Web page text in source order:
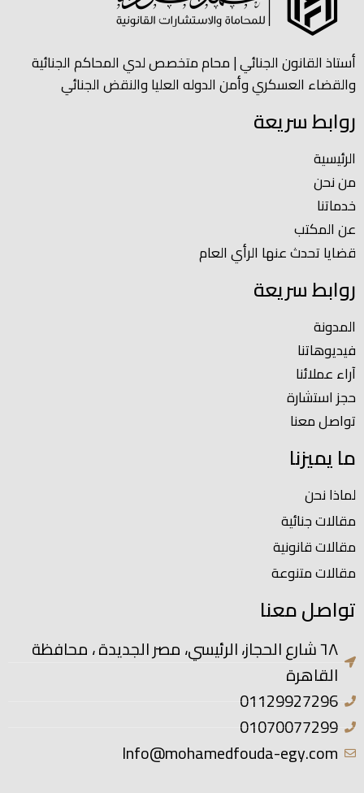
أستاذ القانون الجنائي | محام متخصص لدي المحاكم الجنائية
والقضاء العسكري وأمن الدوله العليا والنقض الجنائي
روابط سريعة
الرئيسية
من نحن
خدماتنا
عن المكتب
قضايا تحدث عنها الرأي العام
روابط سريعة
المدونة
فيديوهاتنا
آراء عملائنا
حجز استشارة
تواصل معنا
ما يميزنا
لماذا نحن
مقالات جنائية
مقالات قانونية
مقالات متنوعة
تواصل معنا
٦٨ شارع الحجاز، الرئيسي، مصر الجديدة ، محافظة
القاهرة
01129927296
01070077299
Info@mohamedfouda-egy.com